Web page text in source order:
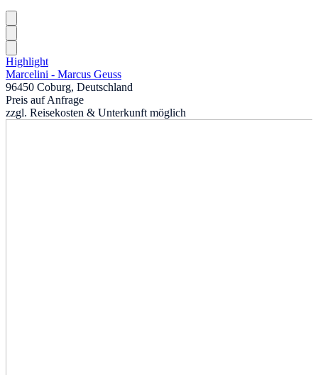
Highlight
Marcelini - Marcus Geuss
96450 Coburg, Deutschland
Preis auf Anfrage
zzgl. Reisekosten & Unterkunft möglich